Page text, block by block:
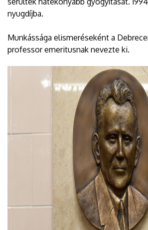
nyugdíjba.
Munkássága elismeréseként a
professor emeritusnak nevezte ki.